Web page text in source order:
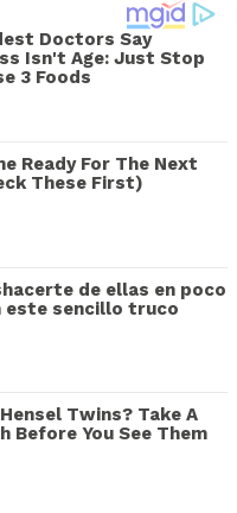
Doctors Say
Isn't Age: Just Stop
3 Foods
Ready For The Next
These First)
de ellas en poco
este sencillo truco
Twins? Take A
Before You See Them